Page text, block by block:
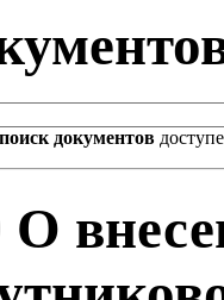
документов
О